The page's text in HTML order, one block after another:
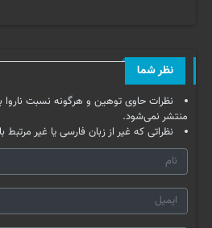
نظر شما
نظرات حاوی توهین و هرگونه نسبت
منتشر نمی‌شود.
نظراتی که غیر از زبان فارسی یا غیر